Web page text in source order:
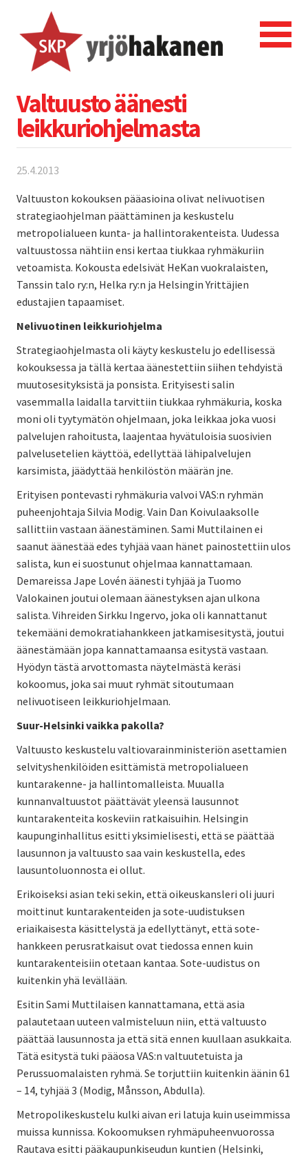
Valtuusto äänesti
leikkuriohjelmasta
25.4.2013
Valtuuston kokouksen pääasioina olivat nelivuotisen
strategiaohjelman päättäminen ja keskustelu
metropolialueen kunta- ja hallintorakenteista. Uudessa
valtuustossa nähtiin ensi kertaa tiukkaa ryhmäkuriin
vetoamista. Kokousta edelsivät HeKan vuokralaisten,
Tanssin talo ry:n, Helka ry:n ja Helsingin Yrittäjien
edustajien tapaamiset.
Nelivuotinen leikkuriohjelma
Strategiaohjelmasta oli käyty keskustelu jo edellisessä
kokouksessa ja tällä kertaa äänestettiin siihen tehdyistä
muutosesityksistä ja ponsista. Erityisesti salin
vasemmalla laidalla tarvittiin tiukkaa ryhmäkuria, koska
moni oli tyytymätön ohjelmaan, joka leikkaa joka vuosi
palvelujen rahoitusta, laajentaa hyvätuloisia suosivien
palvelusetelien käyttöä, edellyttää lähipalvelujen
karsimista, jäädyttää henkilöstön määrän jne.
Erityisen pontevasti ryhmäkuria valvoi VAS:n ryhmän
puheenjohtaja Silvia Modig. Vain Dan Koivulaaksolle
sallittiin vastaan äänestäminen. Sami Muttilainen ei
saanut äänestää edes tyhjää vaan hänet painostettiin ulos
salista, kun ei suostunut ohjelmaa kannattamaan.
Demareissa Jape Lovén äänesti tyhjää ja Tuomo
Valokainen joutui olemaan äänestyksen ajan ulkona
salista. Vihreiden Sirkku Ingervo, joka oli kannattanut
tekemääni demokratiahankkeen jatkamisesitystä, joutui
äänestämään jopa kannattamaansa esitystä vastaan.
Hyödyn tästä arvottomasta näytelmästä keräsi
kokoomus, joka sai muut ryhmät sitoutumaan
nelivuotiseen leikkuriohjelmaan.
Suur-Helsinki vaikka pakolla?
Valtuusto keskustelu valtiovarainministeriön asettamien
selvityshenkilöiden esittämistä metropolialueen
kuntarakenne- ja hallintomalleista. Muualla
kunnanvaltuustot päättävät yleensä lausunnot
kuntarakenteita koskeviin ratkaisuihin. Helsingin
kaupunginhallitus esitti yksimielisesti, että se päättää
lausunnon ja valtuusto saa vain keskustella, edes
lausuntoluonnosta ei ollut.
Erikoiseksi asian teki sekin, että oikeuskansleri oli juuri
moittinut kuntarakenteiden ja sote-uudistuksen
eriaikaisesta käsittelystä ja edellyttänyt, että sote-
hankkeen perusratkaisut ovat tiedossa ennen kuin
kuntarakenteisiin otetaan kantaa. Sote-uudistus on
kuitenkin yhä levällään.
Esitin Sami Muttilaisen kannattamana, että asia
palautetaan uuteen valmisteluun niin, että valtuusto
päättää lausunnosta ja että sitä ennen kuullaan asukkaita.
Tätä esitystä tuki pääosa VAS:n valtuutetuista ja
Perussuomalaisten ryhmä. Se torjuttiin kuitenkin äänin 61
– 14, tyhjää 3 (Modig, Månsson, Abdulla).
Metropolikeskustelu kulki aivan eri latuja kuin useimmissa
muissa kunnissa. Kokoomuksen ryhmäpuheenvuorossa
Rautava esitti pääkaupunkiseudun kuntien (Helsinki,